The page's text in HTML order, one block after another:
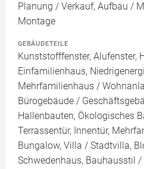
Planung / Verkauf, Aufbau /
Montage
GEBÄUDETEILE
Kunststofffenster, Alufenster,
Einfamilienhaus,
Mehrfamilienhaus /
Bürogebäude /
Hallenbauten, Ökologisches
Terrassentür, Innentür,
Bungalow, Villa / Stadtvilla,
Schwedenhaus, Bauhausstil /